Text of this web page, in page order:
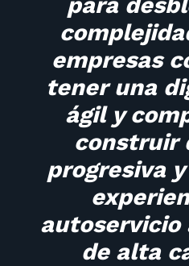
empresas
tener una
ágil y
construir
progresiva
autoservicio
de alta